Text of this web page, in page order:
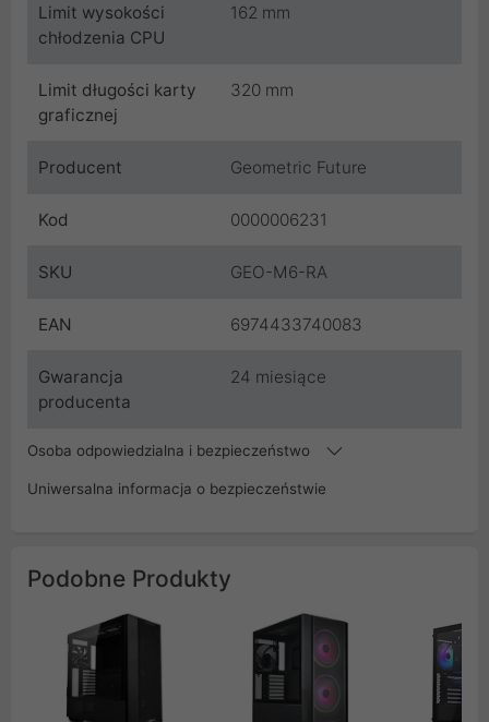
Limit wysokości
chłodzenia CPU
162 mm
Limit długości karty
graficznej
320 mm
Producent Geometric Future
Kod 0000006231
SKU GEO-M6-RA
EAN 6974433740083
Gwarancja
producenta
24 miesiące
Osoba odpowiedzialna i bezpieczeństwo
Uniwersalna informacja o bezpieczeństwie
Podobne Produkty